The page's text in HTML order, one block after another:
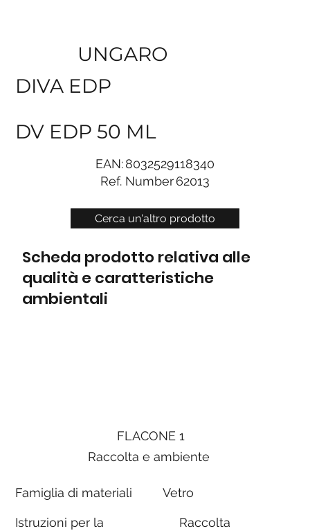
Cerca un'altro prodotto
UNGARO
DIVA EDP
DV EDP 50 ML
EAN:8032529118340
Ref. Number62013
Scheda prodotto relativa alle
qualità e caratteristiche
ambientali
FLACONE 1
Raccolta e ambiente
Famiglia di materiali
Istruzioni per la
Vetro
Raccolta